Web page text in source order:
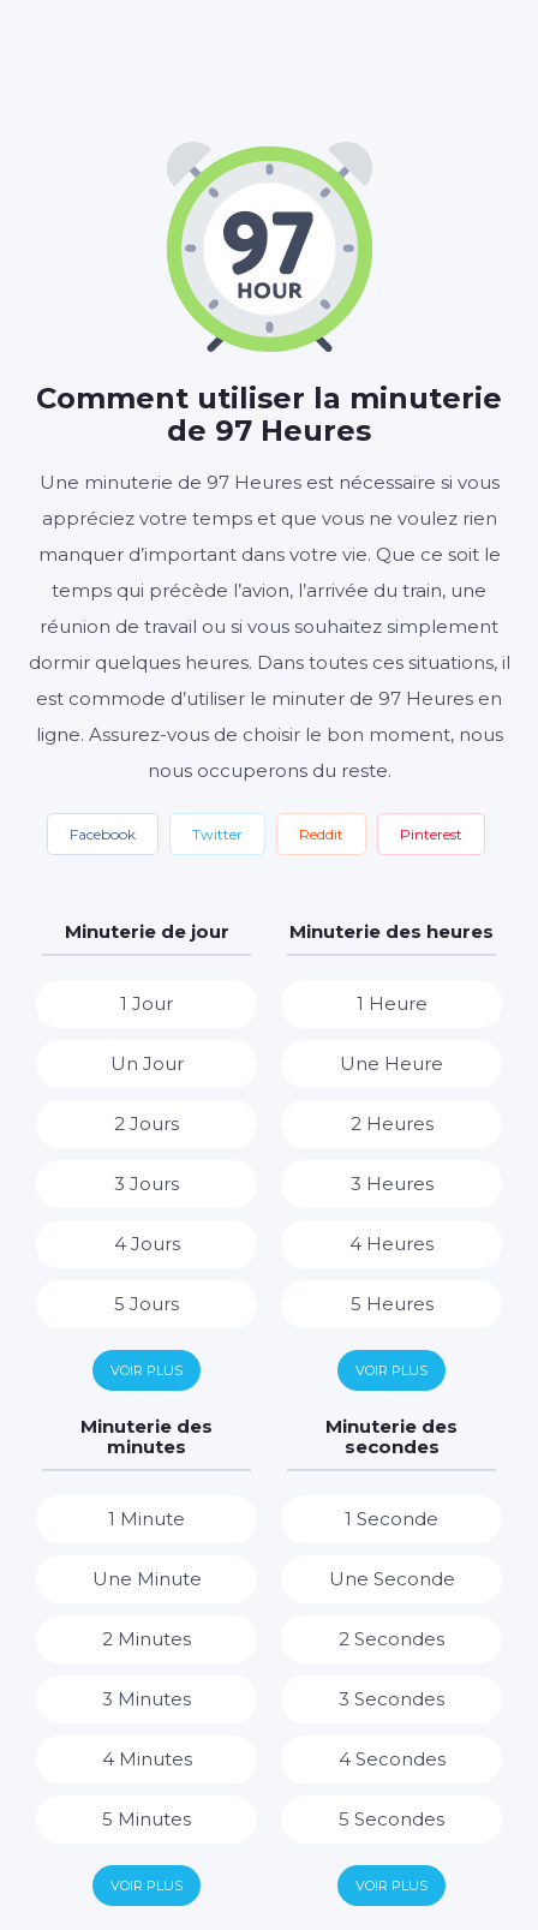
Comment utiliser la minuterie
de 97 Heures
Une minuterie de 97 Heures est nécessaire si vous
appréciez votre temps et que vous ne voulez rien
manquer d’important dans votre vie. Que ce soit le
temps qui précède l’avion, l’arrivée du train, une
réunion de travail ou si vous souhaitez simplement
dormir quelques heures. Dans toutes ces situations, il
est commode d’utiliser le minuter de 97 Heures en
ligne. Assurez-vous de choisir le bon moment, nous
nous occuperons du reste.
Facebook Twitter Reddit Pinterest
Minuterie de jour
1 Jour
Un Jour
2 Jours
3 Jours
4 Jours
5 Jours
6 Jours
7 Jours
VOIR PLUS
Minuterie des heures
1 Heure
Une Heure
2 Heures
3 Heures
4 Heures
5 Heures
6 Heures
7 Heures
15 Heures
VOIR PLUS
Minuterie des
minutes
1 Minute
Une Minute
2 Minutes
3 Minutes
4 Minutes
5 Minutes
6 Minutes
VOIR PLUS
Minuterie des
secondes
1 Seconde
Une Seconde
2 Secondes
3 Secondes
4 Secondes
5 Secondes
6 Secondes
VOIR PLUS
97 : 00 : 00